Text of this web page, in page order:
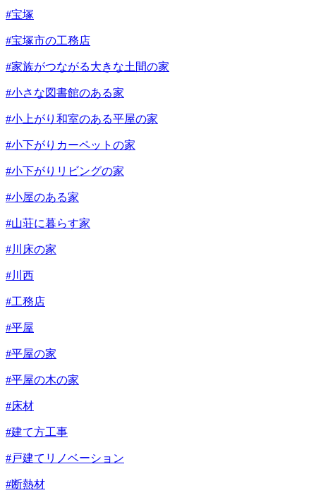
#宝塚
#宝塚市の工務店
#家族がつながる大きな土間の家
#小さな図書館のある家
#小上がり和室のある平屋の家
#小下がりカーペットの家
#小下がりリビングの家
#小屋のある家
#山荘に暮らす家
#川床の家
#川西
#工務店
#平屋
#平屋の家
#平屋の木の家
#床材
#建て方工事
#戸建てリノベーション
#断熱材